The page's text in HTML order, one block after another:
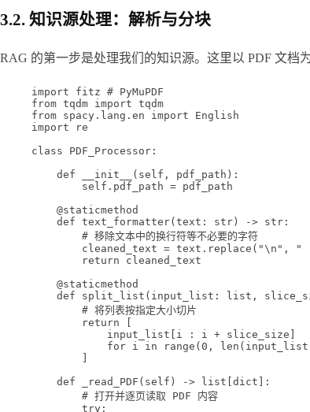
3.2. 知识源处理：解析与分块
RAG 的第一步是处理我们的知识源。这里以 PDF 文档
import fitz # PyMuPDF
from tqdm import tqdm
from spacy.lang.en import English
import re
class
PDF_Processor :
def
__init__
(self, pdf_path):
self .pdf_path = pdf_path
@staticmethod
def text_formatter(text: str ) -> str :
# 移除文本中的换行符等不必要的字符
cleaned_text = text.replace( "\n " , "
return cleaned_text
@staticmethod
def
split_list (input_list: list ,
# 将列表按指定大小切片
return
input_list[i : i + slice_size]
for i in range ( 0 , len
def
_read_PDF (self) -> list[ dict ]:
# 打开并逐页读取 PDF 内容
try :